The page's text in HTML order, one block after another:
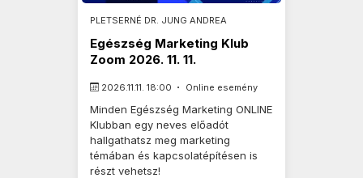
PLETSERNÉ DR. JUNG ANDREA
Egészség Marketing Klub
Zoom 2026. 11. 11.
2026.11.11. 18:00 Online esemény
Minden Egészség Marketing ONLINE
Klubban egy neves előadót
hallgathatsz meg marketing
témában és kapcsolatépítésen is
részt vehetsz!